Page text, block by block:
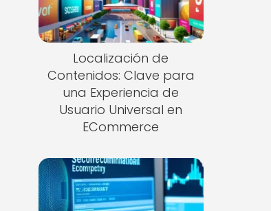
Localización de
Contenidos: Clave para
una Experiencia de
Usuario Universal en
ECommerce